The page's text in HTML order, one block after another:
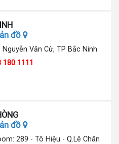
đồ
Văn Cừ, TP Bắc Ninh
180 1111
đồ
289 - Tô Hiệu - Q.Lê Chân